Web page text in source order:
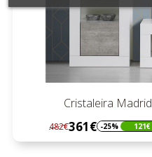
Cristaleira Madrid
Regular
preço
482€361€
Preço -25% 121€